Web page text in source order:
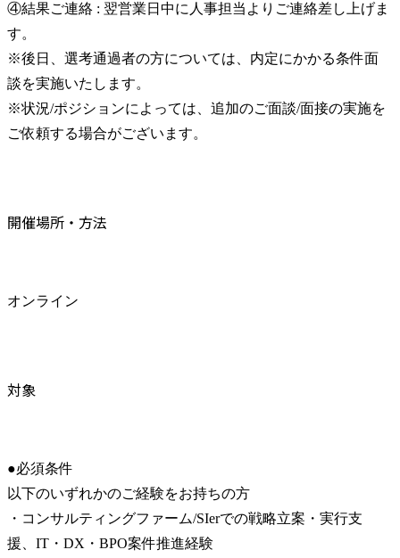
④結果ご連絡 : 翌営業日中に人事担当よりご連絡差し上げま
す。
※後日、選考通過者の方については、内定にかかる条件面
談を実施いたします。
※状況/ポジションによっては、追加のご面談/面接の実施を
ご依頼する場合がございます。
開催場所・方法
オンライン
対象
●必須条件
以下のいずれかのご経験をお持ちの方
・コンサルティングファーム/SIerでの戦略立案・実行支
援、IT・DX・BPO案件推進経験